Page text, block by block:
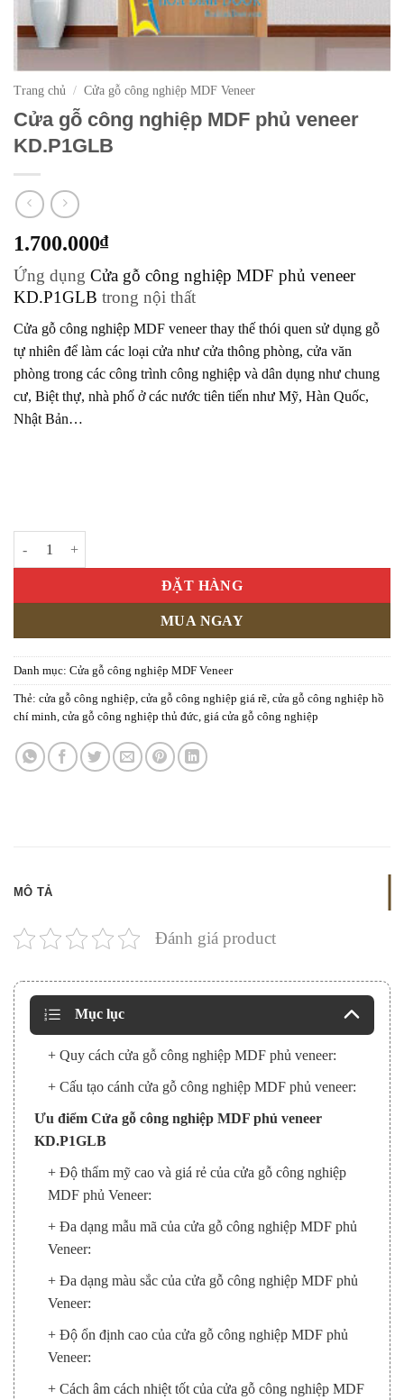
Trang chủ / Cửa gỗ công nghiệp MDF Veneer
Cửa gỗ công nghiệp MDF phủ veneer
KD.P1GLB
1.700.000₫
Ứng dụng Cửa gỗ công nghiệp MDF phủ veneer
KD.P1GLB trong nội thất
Cửa gỗ công nghiệp MDF veneerthay thế thói quen sử dụng gỗ
tự nhiên để làm các loại cửa như cửa thông phòng, cửa văn
phòng trong các công trình công nghiệp và dân dụng như chung
cư, Biệt thự, nhà phố ở các nước tiên tiến như Mỹ, Hàn Quốc,
Nhật Bản…
ĐẶT HÀNG
MUA NGAY
Danh mục: Cửa gỗ công nghiệp MDF Veneer
Thẻ: cửa gỗ công nghiệp, cửa gỗ công nghiệp giá rẽ, cửa gỗ công nghiệp hồ
chí minh, cửa gỗ công nghiệp thủ đức, giá cửa gỗ công nghiệp
MÔ TẢ
Đánh giá product
Mục lục
+ Quy cách cửa gỗ công nghiệp MDF phủ veneer:
+ Cấu tạo cánh cửa gỗ công nghiệp MDF phủ veneer:
Ưu điểm Cửa gỗ công nghiệp MDF phủ veneer
KD.P1GLB
+ Độ thẩm mỹ cao và giá rẻ của cửa gỗ công nghiệp
MDF phủ Veneer:
+ Đa dạng mẫu mã của cửa gỗ công nghiệp MDF phủ
Veneer:
+ Đa dạng màu sắc của cửa gỗ công nghiệp MDF phủ
Veneer:
+ Độ ổn định cao của cửa gỗ công nghiệp MDF phủ
Veneer:
+ Cách âm cách nhiệt tốt của cửa gỗ công nghiệp MDF